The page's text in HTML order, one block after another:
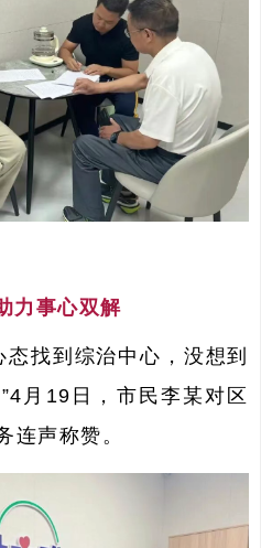
力事心双解
找到综治中心，没想到
月19日，市民李某对区
连声称赞。